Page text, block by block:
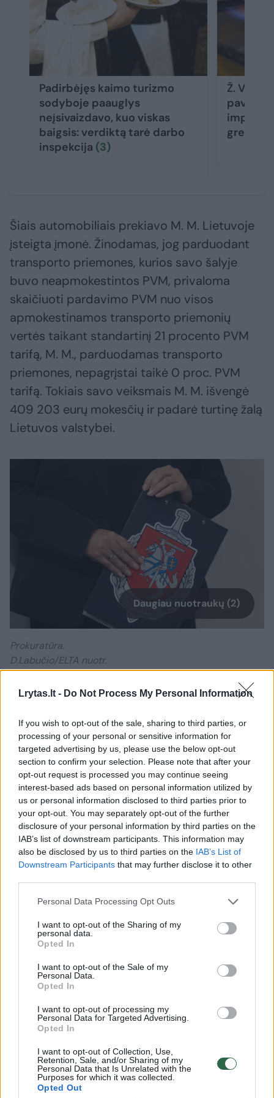
Lrytas.lt - Do Not Process My Personal Information
If you wish to opt-out of the sale, sharing to third parties, or
processing of your personal or sensitive information for
targeted advertising by us, please use the below opt-out
section to confirm your selection. Please note that after your
opt-out request is processed you may continue seeing
interest-based ads based on personal information utilized by
us or personal information disclosed to third parties prior to
your opt-out. You may separately opt-out of the further
disclosure of your personal information by third parties on the
IAB’s list of downstream participants. This information may
also be disclosed by us to third parties on the IAB’s List of
Downstream Participants that may further disclose it to other
Personal Data Processing Opt Outs
I want to opt-out of the Sharing of my
personal data.
Opted In
I want to opt-out of the Sale of my
Personal Data.
Opted In
I want to opt-out of processing my
Personal Data for Targeted Advertising.
Opted In
I want to opt-out of Collection, Use,
Retention, Sale, and/or Sharing of my
Personal Data that Is Unrelated with the
Purposes for which it was collected.
Opted Out
Padirbėjęs kaimo turizmo
sodyboje paauglys
neįsivaizdavo, kuo viskas
baigsis: verdiktą tarė darbo
inspekcija (3)
Ž.
importo
greičiau
Šiais automobiliais prekiavo M. M. Lietuvoje
įsteigta įmonė. Žinodamas, jog parduodant
transporto priemones, kurios savo šalyje
buvo neapmokestintos PVM, privaloma
skaičiuoti pardavimo PVM nuo visos
apmokestinamos transporto priemonių
vertės taikant standartinį 21 procento PVM
tarifą, M. M., parduodamas transporto
priemones, nepagrįstai taikė 0 proc. PVM
tarifą. Tokiais savo veiksmais M. M. išvengė
409 203 eurų mokesčių ir padarė turtinę žalą
Lietuvos valstybei.
Daugiau nuotraukų (2)
Prokuratūra.
D.Labučio/ELTA nuotr.
Vilniaus apygardos teismas 2025 m. sausio
mėn. nuosprendžiu M. M. buvo išteisinęs kaip
nepadariusį nusikalstamos veikos, o
Valstybinės mokesčių inspekcijos civilinis
ieškinys paliktas nenagrinėtas. Su tokiu
pirmosios instancijos teismo sprendimu
nesutiko tyrimui vadovavusi Vilniaus
apygardos prokuratūros prokurorė, teikusi
apeliacinį skundą.
Lietuvos apeliacinis teismas, nagrinėdamas
bylą, atsižvelgė į prokurorės skunde
nurodytus argumentus, jog surinktų įrodymų
visuma pagrindžia, kad M. M., būdamas
įmonių faktiniu vadovu, veikė nesąžiningai ir
sąmoningai vykdė automobilių pirkimo–
bendrovių, nors tyrimo metu negauta jokių
duomenų, kad užsienio bendrovės realiai
vykdė kokią nors ūkinę finansinę veiklą, kas
taip pat parodo buvus fiktyvią sandorių
grandinę, kuria pasinaudojus ir buvo